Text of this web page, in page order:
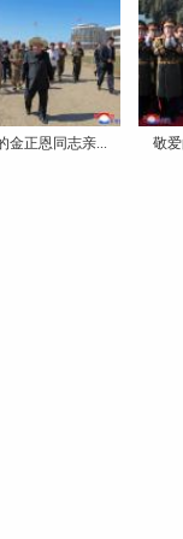
金正恩同志亲... 敬